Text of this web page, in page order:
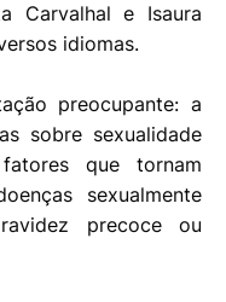
Carvalhal e Isaura
idiomas.
preocupante: a
sobre sexualidade
que tornam
sexualmente
precoce ou